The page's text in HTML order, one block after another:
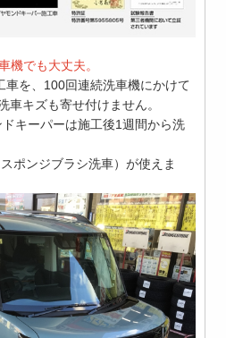
機でも大丈夫。
車を、100回連続洗車機にかけて
車キズも寄せ付けません。
キーパーは施工後1週間から洗
ポンジブラシ洗車）が使えま